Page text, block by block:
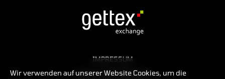
IMPRESSUM
RECHTLICHE HINWEISE
Wir verwenden auf unserer Website Cookies, um die